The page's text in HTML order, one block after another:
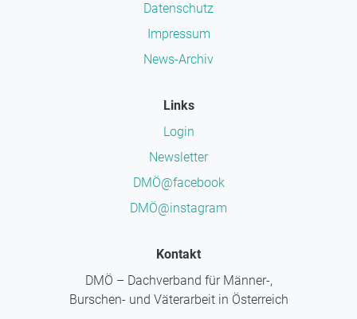
Datenschutz
Impressum
News-Archiv
Links
Login
Newsletter
DMÖ@facebook
DMÖ@instagram
Kontakt
DMÖ – Dachverband für Männer-,
Burschen- und Väterarbeit in Österreich